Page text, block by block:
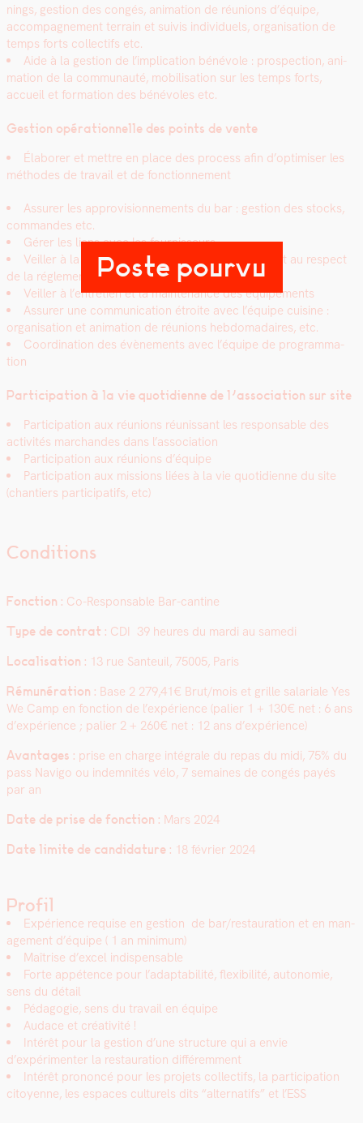
Poste pourvu
nings, ges­tion des con­gés, ani­ma­tion de réu­nions d’équipe,
accom­pa­g­ne­ment ter­rain et suiv­is indi­vidu­els, organ­i­sa­tion de
temps forts col­lec­tifs etc.
Aide à la ges­tion de l’implication bénév­ole : prospec­tion, ani­
ma­tion de la com­mu­nauté, mobil­i­sa­tion sur les temps forts,
accueil et for­ma­tion des bénév­oles etc.
Ges­tion opéra­tionnelle des points de vente
Éla­bor­er et met­tre en place des process afin d’optimiser les
méth­odes de tra­vail et de fonc­tion­nement
Assur­er les appro­vi­sion­nements du bar : ges­tion des stocks,
com­man­des etc.
Gér­er les liens avec les four­nisseurs
Veiller à la bonne hygiène, à la sécu­rité du bar, et au respect
de la régle­men­ta­tion
Veiller à l’entretien et la main­te­nance des équipements
Assur­er une com­mu­ni­ca­tion étroite avec l’équipe cui­sine :
organ­i­sa­tion et ani­ma­tion de réu­nions heb­do­madaires, etc.
Coor­di­na­tion des évène­ments avec l’équipe de pro­gram­ma­
tion
Par­tic­i­pa­tion à la vie quo­ti­di­enne de l’association sur site
Par­tic­i­pa­tion aux réu­nions réu­nis­sant les respon­s­able des
activ­ités marchan­des dans l’association
Par­tic­i­pa­tion aux réu­nions d’équipe
Par­tic­i­pa­tion aux mis­sions liées à la vie quo­ti­di­enne du site
(chantiers par­tic­i­pat­ifs, etc)
Conditions
Fonc­tion : Co-Respon­s­able Bar-can­tine
Type de con­trat : CDI 39 heures du mar­di au same­di
Local­i­sa­tion : 13 rue San­teuil, 75005, Paris
Rémunéra­tion : Base 2 279,41€ Brut/mois et grille salar­i­ale Yes
We Camp en fonc­tion de l’expérience (palier 1 + 130€ net : 6 ans
d’expérience ; palier 2 + 260€ net : 12 ans d’expérience)
Avan­tages : prise en charge inté­grale du repas du midi, 75% du
pass Nav­i­go ou indem­nités vélo, 7 semaines de con­gés payés
par an
Date de prise de fonc­tion : Mars 2024
Date lim­ite de can­di­da­ture : 18 févri­er 2024
Profil
Expéri­ence req­uise en ges­tion de bar/restauration et en man­
age­ment d’équipe ( 1 an min­i­mum)
Maîtrise d’excel indis­pens­able
Forte appé­tence pour l’adaptabilité, flex­i­bil­ité, autonomie,
sens du détail
Péd­a­gogie, sens du tra­vail en équipe
Audace et créa­tiv­ité !
Intérêt pour la ges­tion d’une struc­ture qui a envie
d’expérimenter la restau­ra­tion dif­férem­ment
Intérêt pronon­cé pour les pro­jets col­lec­tifs, la par­tic­i­pa­tion
citoyenne, les espaces cul­turels dits “alter­nat­ifs” et l’ESS